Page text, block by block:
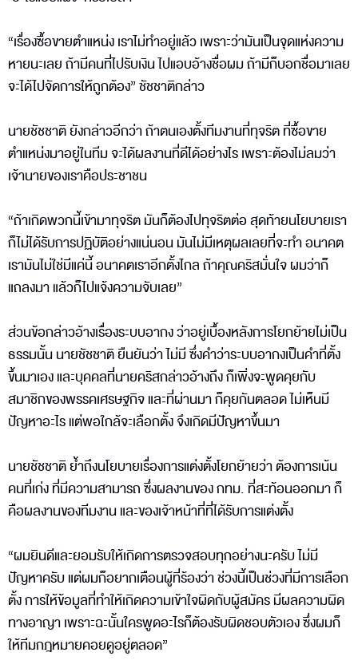
“เรื่องซื้อขายตำแหน่ง เราไม่ทำอยู่แล้ว เพราะว่ามันเป็นจุดแห่งความ
หายนะเลย ถ้ามีคนที่ไปรับเงิน ไปแอบอ้างชื่อผม ถ้ามีก็บอกชื่อมาเลย
จะได้ไปจัดการให้ถูกต้อง” ชัชชาติกล่าว
นายชัชชาติ ยังกล่าวอีกว่า ถ้าตนเองตั้งทีมงานที่ทุจริต ที่ซื้อขาย
ตำแหน่งมาอยู่ในทีม จะได้ผลงานที่ดีได้อย่างไร เพราะต้องไม่ลมว่า
เจ้านายของเราคือประชาชน
“ถ้าเกิดพวกนี้เข้ามาทุจริต มันก็ต้องไปทุจริตต่อ สุดท้ายนโยบายเรา
ก็ไม่ได้รับการปฏิบัติอย่างแน่นอน มันไม่มีเหตุผลเลยที่จะทำ อนาคต
เรามันไม่ใช่มีแค่นี้ อนาคตเราอีกตั้งไกล ถ้าคุณคริสมั่นใจ ผมว่าก็
แถลงมา แล้วก็ไปแจ้งความจับเลย”
ส่วนข้อกล่าวอ้างเรื่องระบบอากง ว่าอยู่เบื้องหลังการโยกย้ายไม่เป็น
ธรรมนั้น นายชัชชาติ ยืนยันว่า ไม่มี ซึ่งคำว่าระบบอากงเป็นคำที่ตั้ง
ขึ้นมาเอง และบุคคลที่นายคริสกล่าวอ้างถึง ก็เพิ่งจะพูดคุยกับ
สมาชิกของพรรคเศรษฐกิจ และที่ผ่านมา ก็คุยกันตลอด ไม่เห็นมี
ปัญหาอะไร แต่พอใกล้จะเลือกตั้ง จึงเกิดมีปัญหาขึ้นมา
นายชัชชาติ ย้ำถึงนโยบายเรื่องการแต่งตั้งโยกย้ายว่า ต้องการเน้น
คนที่เก่ง ที่มีความสามารถ ซึ่งผลงานของ กทม. ที่สะท้อนออกมา ก็
คือผลงานของทีมงาน และของเจ้าหน้าที่ที่ได้รับการแต่งตั้ง
“ผมยินดีและยอมรับให้เกิดการตรวจสอบทุกอย่างนะครับ ไม่มี
ปัญหาครับ แต่ผมก็อยากเตือนผู้ที่ร้องว่า ช่วงนี้เป็นช่วงที่มีการเลือก
ตั้ง การให้ข้อมูลที่ทำให้เกิดความเข้าใจผิดกับผู้สมัคร มีผลความผิด
ทางอาญา เพราะฉะนั้นใครพูดอะไรก็ต้องรับผิดชอบตัวเอง ซึ่งผมก็
ให้ทีมกฎหมายคอยดูอยู่ตลอด”